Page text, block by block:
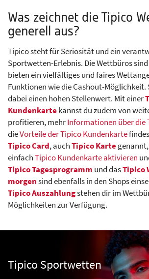
Was zeichnet die Tipico
generell aus?
Tipico steht für Seriosität und ein
Sportwetten-Erlebnis. Die Wettbüros
bieten ein vielfältiges und faires
Funktionen wie die Cashout-
dabei einen hohen Stellenwert. Mit einer
Kundenkartekannst du zudem von
profitieren, mehrInformationen über die
dieVorteile der Tipico Kundenkarte
Tipico Card, auchTipico Karte
einfachTipico Kundenkarte aktivieren
Tipico Tagesprogramm und dasTipico
morgensind ebenfalls in den Shops
Tipico Auszahlungstehen dir im
Möglichkeiten zur Verfügung.
Tipico Sportwetten